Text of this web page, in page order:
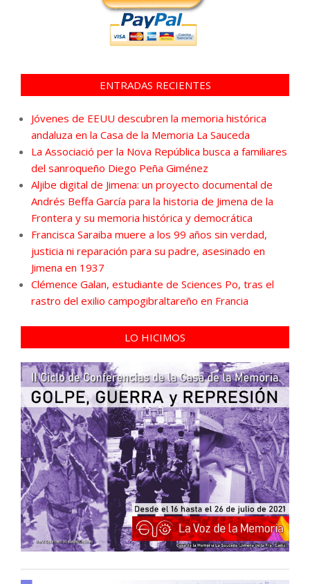
ENTRADAS RECIENTES
Jóvenes de EEUU descubren la memoria histórica
andaluza en la Casa de la Memoria La Sauceda
La Associació per la Nova República busca a familiares
del sanroqueño Diego Peña Giménez
Aljibe digital de Jimena: un proyecto documental de
Andrés Beffa García para la historia de Jimena de la
Frontera y su memoria histórica y democrática
Francisca Saraiba muere a los 99 años sin verdad,
justicia ni reparación para su padre, asesinado en
Jimena en 1937
Clémence Galan, estudiante de Sciences Po, tras el
rastro del exilio campogibraltareño en Francia
LO HICIMOS